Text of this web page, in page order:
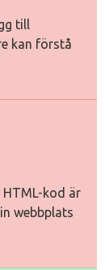
till
kan förstå
kod är
webbplats